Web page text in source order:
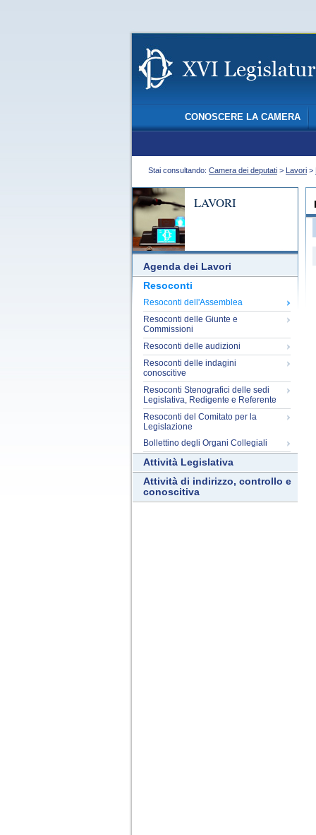
CONOSCERE LA CAMERA
Stai consultando: Camera dei deputati > Lavori >
LAVORI
Agenda dei Lavori
Resoconti
Resoconti dell'Assemblea
Resoconti delle Giunte e
Commissioni
Resoconti delle audizioni
Resoconti delle indagini
conoscitive
Resoconti Stenografici delle sedi
Legislativa, Redigente e Referente
Resoconti del Comitato per la
Legislazione
Bollettino degli Organi Collegiali
Attività Legislativa
Attività di indirizzo, controllo e
conoscitiva